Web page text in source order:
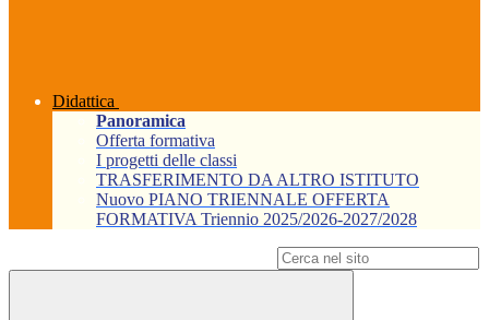
Didattica
Panoramica
Offerta formativa
I progetti delle classi
TRASFERIMENTO DA ALTRO ISTITUTO
Nuovo PIANO TRIENNALE OFFERTA
FORMATIVA Triennio 2025/2026-2027/2028